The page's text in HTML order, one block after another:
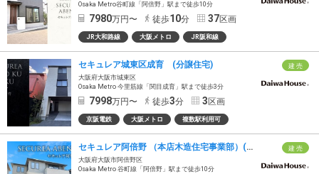
Osaka Metro谷町線「阿倍野」駅まで徒歩10分
7980万円〜 徒歩10分 37区画
JR大和路線 大阪メトロ JR阪和線
建 売
セキュレア城東区成育 (分譲住宅)
大阪府大阪市城東区
Osaka Metro 今里筋線「関目成育」駅まで徒歩3分
7998万円〜 徒歩3分 3 区画
京阪電鉄 大阪メトロ 複数駅利用可
建 売
セキュレア阿倍野 （本店木造住宅事業部）(分譲住宅)
大阪府大阪市阿倍野区
Osaka Metro 谷町線「阿倍野」駅まで徒歩10分